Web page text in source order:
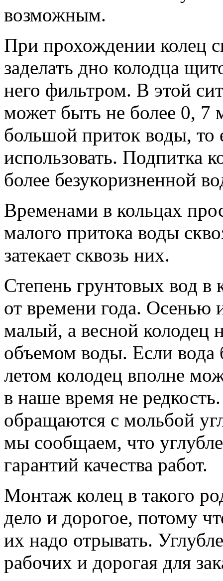
возможным.
При прохождении колец
заделать дно колодца
него фильтром. В этой
может быть не более 0, 7
большой приток воды,
использовать. Подпитка
более безукоризненной
Временами в кольцах
малого притока воды
затекает сквозь них.
Степень грунтовых вод в
от времени года. Осенью
малый, а весной колодец
объемом воды. Если вода
летом колодец вполне
в наше время не
обращаются с мольбой
мы сообщаем, что
гарантий качества работ.
Монтаж колец в такого
дело и дорогое, потому
их надо отрывать.
рабочих и дорогая для